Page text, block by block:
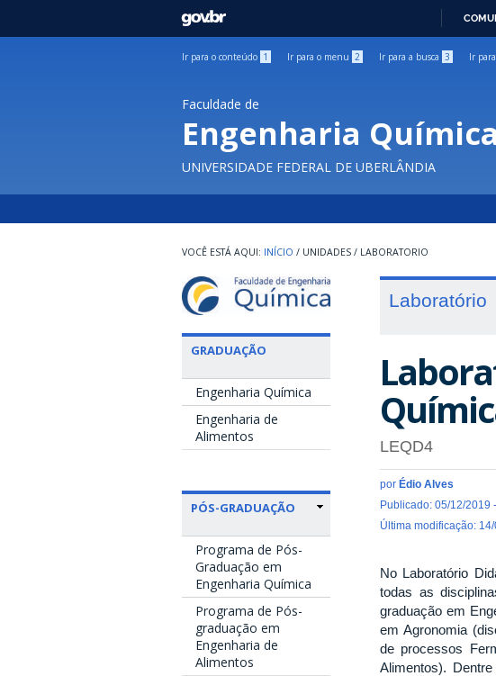
GOVBR
Ir para o conteúdo 1 Ir para o menu 2 Ir para a busca 3 Ir
Faculdade de
Engenharia Química
UNIVERSIDADE FEDERAL DE UBERLÂNDIA
INÍCIO / UNIDADES / LABORATORIO
GRADUAÇÃO
Engenharia Química
Engenharia de
Alimentos
PÓS-GRADUAÇÃO
Programa de Pós-
Graduação em
Engenharia Química
Programa de Pós-
graduação em
Engenharia de
Alimentos
Laboratório
LEQD4
por Édio Alves
Publicado: 05/12/2019
Última modificação:
No Laboratório
todas as
graduação em
em Agronomia
de processos
Alimentos).